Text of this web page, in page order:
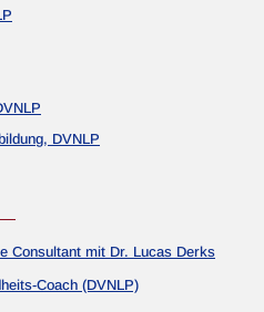
DVNLP
Consultant mit Dr. Lucas Derks
Coach (DVNLP)